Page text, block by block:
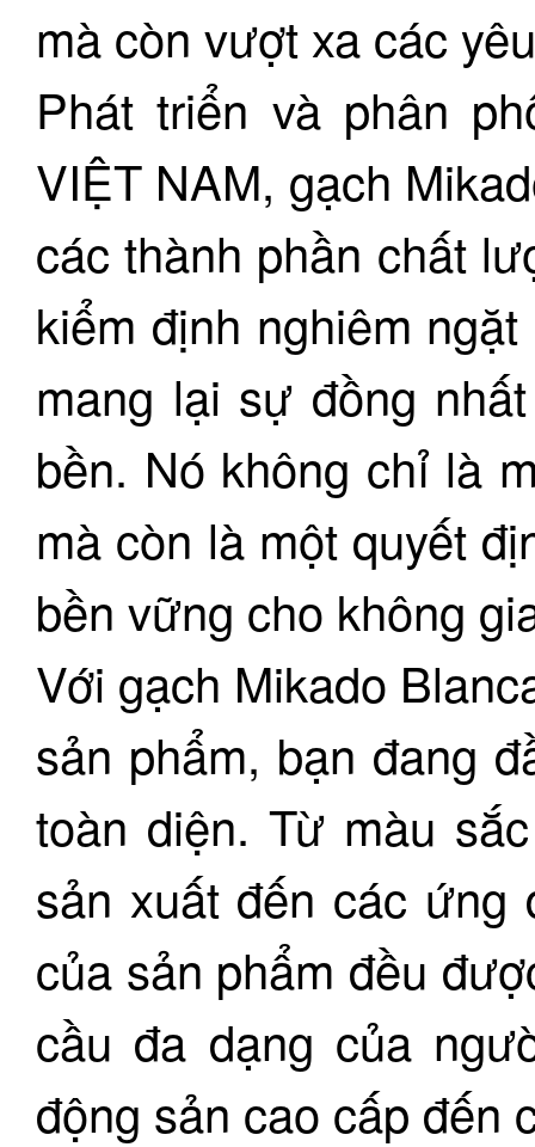
mà còn vượt xa các
Phát triển và phân
VIỆT NAM, gạch
các thành phần chất
kiểm định nghiêm
mang lại sự đồng
bền. Nó không chỉ là
mà còn là một quyết
bền vững cho không
Với gạch Mikado
sản phẩm, bạn đang
toàn diện. Từ màu
sản xuất đến các ứng
của sản phẩm đều
cầu đa dạng của
động sản cao cấp đến